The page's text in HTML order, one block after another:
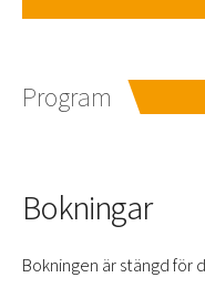
Program
Bokningar
Bokningen är stängd för